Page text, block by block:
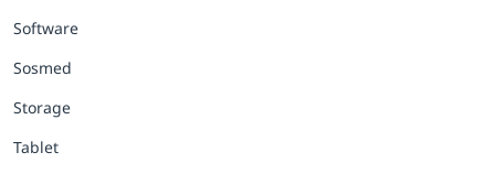
Software
Sosmed
Storage
Tablet